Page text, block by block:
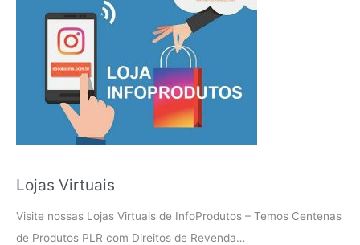
Lojas Virtuais
Visite nossas Lojas Virtuais de InfoProdutos – Temos Centenas
de Produtos PLR com Direitos de Revenda…